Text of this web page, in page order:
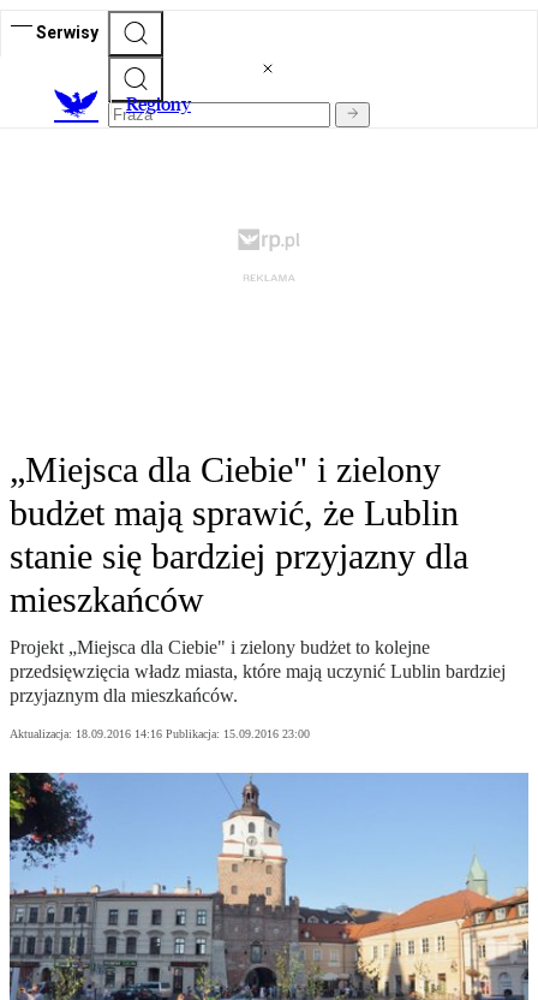
Serwisy
Regiony
„Miejsca dla Ciebie" i zielony
budżet mają sprawić, że Lublin
stanie się bardziej przyjazny dla
mieszkańców
Projekt „Miejsca dla Ciebie" i zielony budżet to kolejne
przedsięwzięcia władz miasta, które mają uczynić Lublin bardziej
przyjaznym dla mieszkańców.
Aktualizacja: 18.09.2016 14:16 Publikacja: 15.09.2016 23:00